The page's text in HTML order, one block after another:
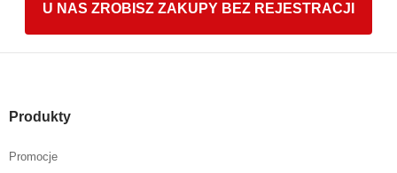
U NAS ZROBISZ ZAKUPY BEZ REJESTRACJI
Produkty
Promocje